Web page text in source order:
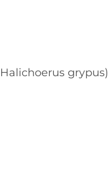
grypus)